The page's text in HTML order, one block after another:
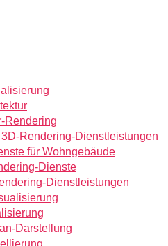
Rendering
Rendering-Dienstleistungen
für Wohngebäude
Dienste
Dienstleistungen
Darstellung